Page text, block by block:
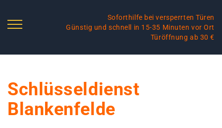
Soforthilfe bei versperrten Türen
Günstig und schnell in 15-35 Minuten vor Ort
Türöffnung ab 30 €
Schlüsseldienst
Blankenfelde